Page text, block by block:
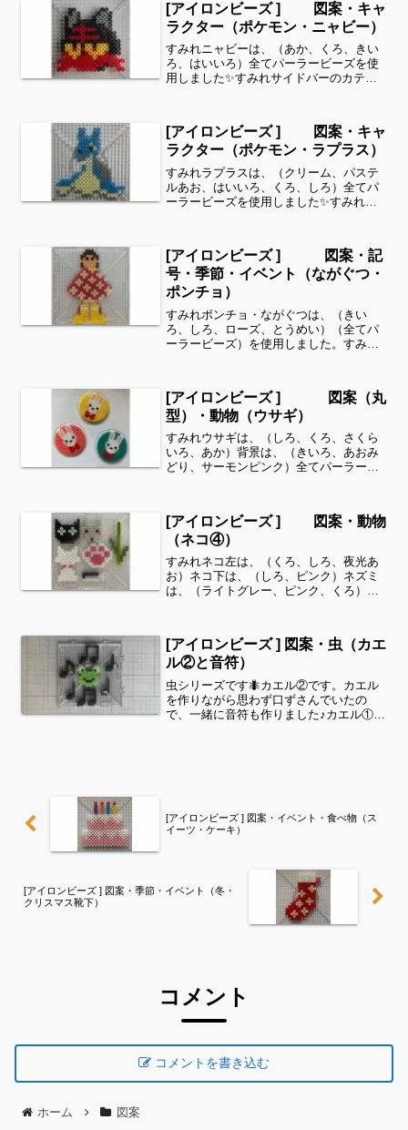
[アイロンビーズ ] 図案・キャ
ラクター（ポケモン・ニャビー）
すみれニャビーは、（あか、くろ、きい
ろ、はいいろ）全てパーラービーズを使
用しました✨すみれサイドバーのカテゴ
ましたら、他の図案もぜひ覗いてみてく
ださい^ ^キャラクター...
[アイロンビーズ ] 図案・キャ
ラクター（ポケモン・ラプラス）
すみれラプラスは、（クリーム、パステ
ルあお、はいいろ、くろ、しろ）全てパ
ーラービーズを使用しました✨すみれサ
す！お時間がありましたら、他の図案も
ぜひ覗いてみてください^...
[アイロンビーズ ] 図案・記
号・季節・イベント（ながぐつ・
ポンチョ）
すみれポンチョ・ながぐつは、（きい
ろ、しろ、ローズ、とうめい）（全てパ
ーラービーズ）を使用しました。すみれ
ます！お時間がありましたら、他の図案
もぜひ覗いてみてください^...
[アイロンビーズ ] 図案（丸
型）・動物（ウサギ）
すみれウサギは、（しろ、くろ、さくら
いろ、あか）背景は、（きいろ、あおみ
どり、サーモンピンク）全てパーラービ
ズ別に図案を見ることができます！お時
間がありましたら、他の図...
[アイロンビーズ ] 図案・動物
（ネコ④）
すみれネコ左は、（くろ、しろ、夜光あ
お）ネコ下は、（しろ、ピンク）ネズミ
は、（ライトグレー、ピンク、くろ）に
トグレー、しろ、とうめい）ねこじゃら
しは、（グラスグリーン、オ...
[アイロンビーズ ] 図案・虫（カエ
ル②と音符）
虫シリーズです🐜カエル②です。カエル
を作りながら思わず口ずさんでいたの
で、一緒に音符も作りました♪カエル①は
[アイロンビーズ ] 図案・イベント・食べ物（ス
イーツ・ケーキ）
[アイロンビーズ ] 図案・季節・イベント（冬・
クリスマス靴下）
コメント
コメントを書き込む
ホーム 図案